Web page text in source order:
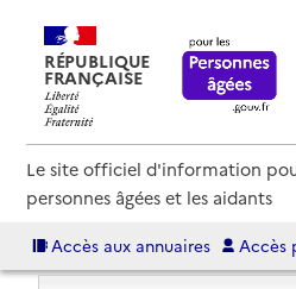
RÉPUBLIQUE
FRANÇAISE
Le site officiel d'information
personnes âgées et les aidants
Accès aux annuaires Accès